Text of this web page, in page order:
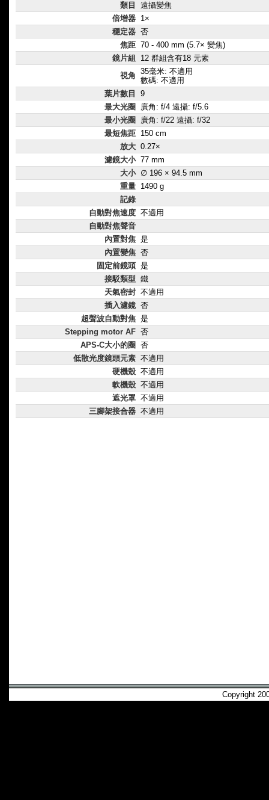
類目
遠攝變焦
倍增器 1×
穩定器 否
焦距 70 - 400 mm (5.7× 變焦)
鏡片組
12 群組含有18 元素
視角 35毫米: 不適用
數碼: 不適用
葉片數目
9
最大光圈
廣角: f/4 遠攝: f/5.6
最小光圈
廣角: f/22 遠攝: f/32
最短焦距 150 cm
放大 0.27×
濾鏡大小 77 mm
大小 ∅ 196 × 94.5 mm
重量 1490 g
記錄
自動對焦速度 不適用
自動對焦聲音
內置對焦 是
內置變焦 否
固定前鏡頭 是
接駁類型 鐵
天氣密封 不適用
插入濾鏡 否
超聲波自動對焦 是
Stepping motor AF 否
APS-C大小的圈
否
低散光度鏡頭元素 不適用
硬機殼 不適用
軟機殼 不適用
遮光罩 不適用
三腳架接合器 不適用
Copyright